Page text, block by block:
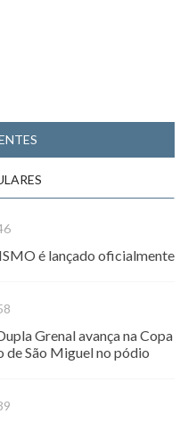
é lançado oficialmente
Grenal avança na Copa
São Miguel no pódio